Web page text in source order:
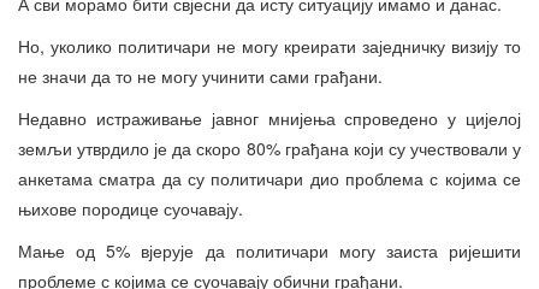
Но, уколико политичари не могу креирати заједничку визију то
не значи да то не могу учинити сами грађани.
Недавно истраживање јавног мнијења спроведено у цијелој
земљи утврдило је да скоро 80% грађана који су учествовали у
анкетама сматра да су политичари дио проблема с којима се
њихове породице суочавају.
Мање од 5% вјерује да политичари могу заиста ријешити
проблеме с којима се суочавају обични грађани.